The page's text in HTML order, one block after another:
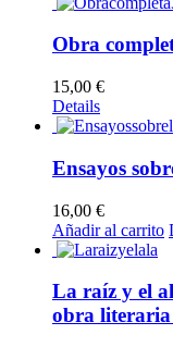
Obra
15,00 €
Details
Ensayos
16,00 €
Añadir al carrito
La raíz y el
obra